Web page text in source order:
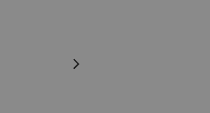
Next